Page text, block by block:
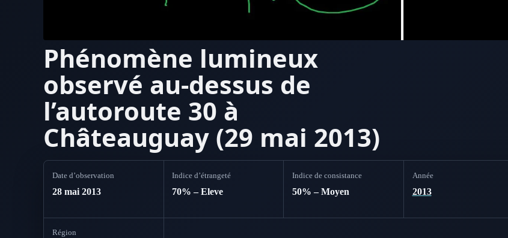
Phénomène lumineux
observé au-dessus de
l’autoroute 30 à
Châteauguay (29 mai 2013)
Date d’observation
28 mai 2013
Indice d’étrangeté
70% – Eleve
Indice de consistance
50% – Moyen
Année
2013
Région